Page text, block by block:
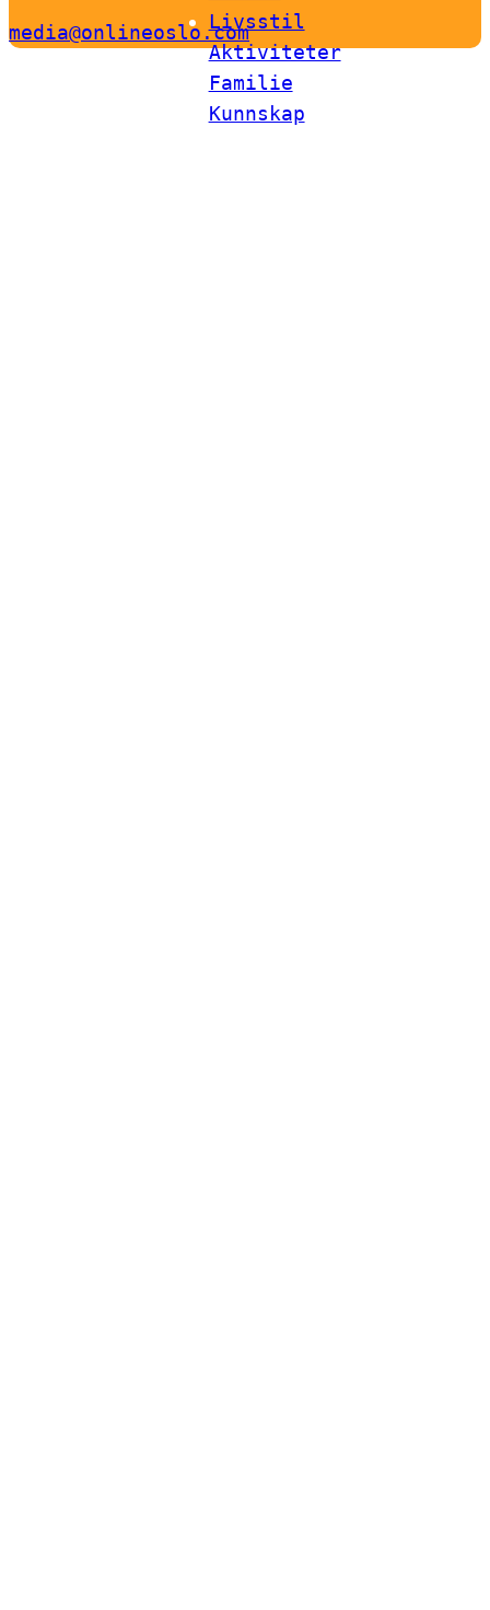
Livsstil
Aktiviteter
Familie
Kunnskap
media@onlineoslo.com